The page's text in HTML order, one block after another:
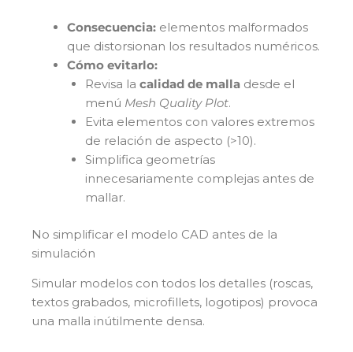
Consecuencia: elementos malformados
que distorsionan los resultados numéricos.
Cómo evitarlo:
Revisa la calidad de malladesde el
menú Mesh Quality Plot.
Evita elementos con valores extremos
de relación de aspecto (>10).
Simplifica geometrías
innecesariamente complejas antes de
mallar.
No simplificar el modelo CAD antes de la
simulación
Simular modelos con todos los detalles (roscas,
textos grabados, microfillets, logotipos) provoca
una malla inútilmente densa.